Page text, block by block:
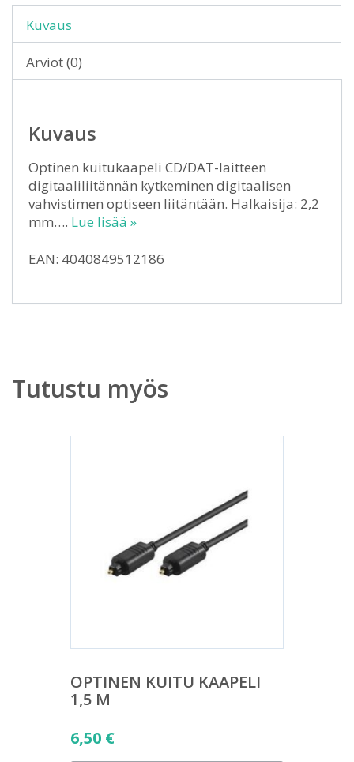
Kuvaus
Arviot (0)
Kuvaus
Optinen kuitukaapeli CD/DAT-laitteen
digitaaliliitännän kytkeminen digitaalisen
vahvistimen optiseen liitäntään. Halkaisija: 2,2
mm…. Lue lisää »
EAN: 4040849512186
Tutustu myös
OPTINEN KUITU KAAPELI
1,5 M
6,50 €